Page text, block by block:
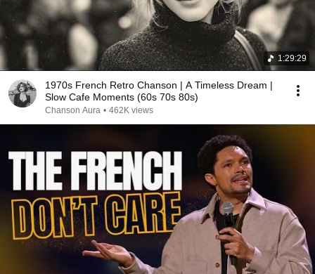
la société. Pour lui, nous sommes une foule
sentimentale qui a d'autres ambitions que la
possession. Nous devons à nouveau rêver , se tourner
vers des choses simples comme regarder les étoiles et
croire en un idéal plus spirituel.
montre combien l'homme subit la société de
consommation. La chanson met en exergue deux
fondé sur l'humanisme et des valeurs morales et de
l'autre une foule insatiable de posséder des "choses".
Conclusion
Condamnation de la société de consommation par Alain
Souchon // Duane Hanson.
L'art s'inscrit ici comme critique de la société et de son
évolution mercantile.
1:29:29
1970s French Retro Chanson | A Timeless Dream |
Slow Cafe Moments (60s 70s 80s)
Chanson Aura • 462K views